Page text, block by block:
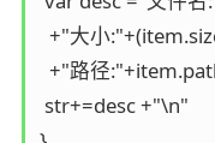
+"大小
+"路径
str+=desc +"\n"